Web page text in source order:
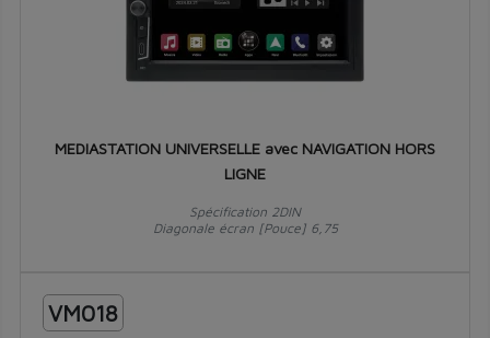
MEDIASTATION UNIVERSELLE avec NAVIGATION HORS
LIGNE
Spécification 2DIN
Diagonale écran [Pouce] 6,75
VM018